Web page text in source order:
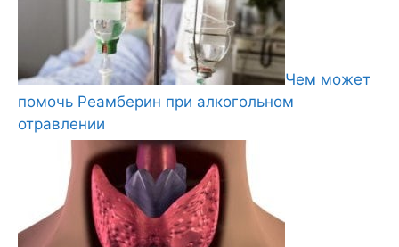
Чем может
помочь Реамберин при алкогольном
отравлении